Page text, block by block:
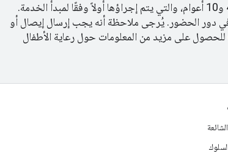
وتتوفّر خدمة رعاية الأطفال في الموقع للأطفال الذين تتراوح أعمارهم بين 4 و10 أعوام، والتي يتم إجراؤها أولاً وفقًا لمبدأ الخدمة.
سنقدّم تعويضًا للأطفال في دور الحضور. يُرجى ملاحظة أنه يجب إرسال إيصال أو
للحصول على مزيد من المعلومات حول رعاية الأطفال